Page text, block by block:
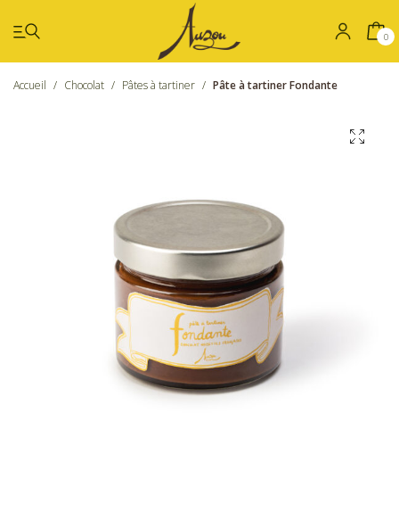
0
Accueil / Chocolat / Pâtes à tartiner / Pâte à tartiner Fondante